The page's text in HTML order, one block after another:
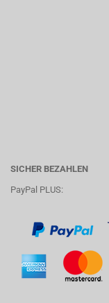
SICHER BEZAHLEN
PayPal PLUS: